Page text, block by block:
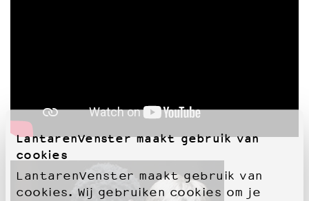
LantarenVenster maakt gebruik van
cookies
LantarenVenster maakt gebruik van
cookies. Wij gebruiken cookies om je
Integriteits- en gedragscode
Duurzaamheid
Culturele boycot Israël
Ruimte voor artistieke vrijheid – VNPF